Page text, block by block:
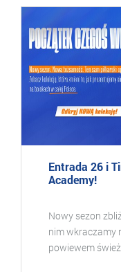
Entrada 26 i
Academy!
Nowy sezon
nim wkraczamy
powiewem